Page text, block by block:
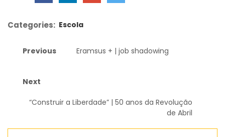
Categories: Escola
Previous Eramsus + | job shadowing
Next
“Construir a Liberdade” | 50 anos da Revolução
de Abril